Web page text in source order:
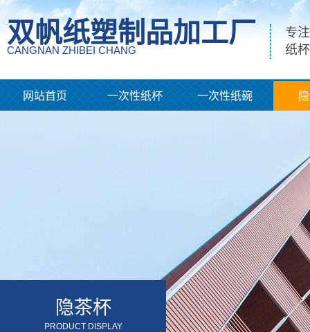
双帆纸塑制品加工厂
CANGNAN ZHIBEI CHANG
专
纸
网站首页 一次性纸杯 一次性纸碗
隐茶杯
PRODUCT DISPLAY